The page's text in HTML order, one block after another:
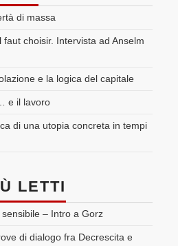
di massa
choisir. Intervista ad Anselm
e la logica del capitale
e il lavoro
di una utopia concreta in tempi
LETTI
– Intro a Gorz
di dialogo fra Decrescita e